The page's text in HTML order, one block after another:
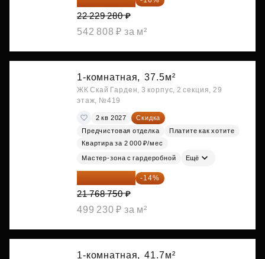
22 229 280 ₽
542 808 ₽ за м²
1-комнатная, 37.5м²
ЖК Скай Гарден, 3 корпус, 2 секция, 29
этаж, №419
2 кв 2027
Скидка
Предчистовая отделка
Платите как хотите
Квартира за 2 000 ₽/мес
Мастер-зона с гардеробной Ещё
18 721 125 ₽ -14%
21 768 750 ₽
499 230 ₽ за м²
1-комнатная, 41.7м²